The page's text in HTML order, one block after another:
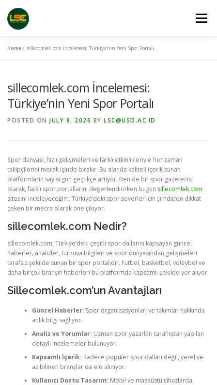
content
Menu
LINKS PUBLICATION CHANNELS
Home »sillecomlek.com İncelemesi: Türkiye’nin Yeni Spor Portalı
sillecomlek.com İncelemesi:
Türkiye’nin Yeni Spor Portalı
POSTED ON JULY 8, 2026 BY LSC@USD.AC.ID
Spor dünyası, hızlı gelişmeleri ve farklı etkinlikleriyle her zaman
takipçilerini merak içinde bırakır. Bu alanda kaliteli içerik sunan
platformların sayısı gün geçtikçe artıyor. Ben de bir spor gazetecisi
olarak, farklı spor portallarını değerlendirirken bugün sillecomlek.com
sitesini inceleyeceğim. Türkiye’deki spor severler için şimdiden dikkat
çeken bir mecra olarak öne çıkıyor.
sillecomlek.com Nedir?
sillecomlek.com, Türkiye’deki çeşitli spor dallarını kapsayan güncel
haberler, analizler, turnuva bilgileri ve spor dünyasından gelişmeleri
tarafsız şekilde sunan bir spor portalıdır. Futbol, basketbol, voleybol ve
daha birçok branşın haberleri bu platformda kapsamlı şekilde yer alıyor.
Sillecomlek.com’un Avantajları
Güncel Haberler: Spor organizasyonları ve takımlar hakkında
anlık bilgi sağlıyor.
Analiz ve Yorumlar: Uzman spor yazarları tarafından yapılan
detaylı incelemeler bulunuyor.
Kapsamlı İçerik: Sadece popüler spor dalları değil, yerel ve
az bilinen branşlar da ele alınıyor.
Kullanıcı Dostu Tasarım: Mobil ve masaüstü cihazlarda